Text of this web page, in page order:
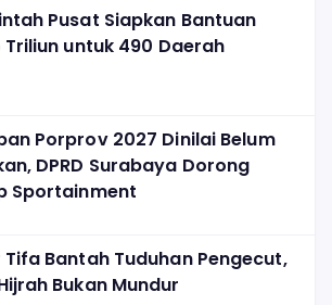
Pusat Siapkan Bantuan
Triliun untuk 490 Daerah
Porprov 2027 Dinilai Belum
DPRD Surabaya Dorong
Sportainment
Bantah Tuduhan Pengecut,
Bukan Mundur